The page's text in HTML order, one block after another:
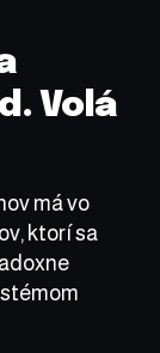
Volá
má vo
ktorí sa